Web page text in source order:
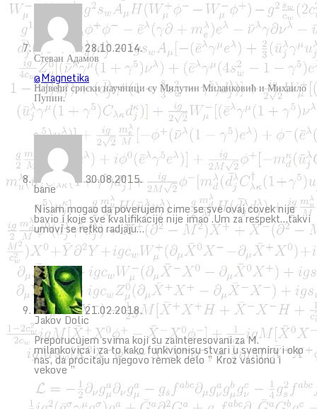
28.10.2014.
Стеван Адамов
@Magnetika
Највећи српски научници су Милутин Миланковић и Михаило
Пупин.
30.08.2015.
bane
Nisam mogao da poverujem cime se sve ovaj covek nije
bavio i koje sve kvalifikacije nije imao .Um za respekt…takvi
umovi se retko radjaju…
21.02.2018.
Jakov Dolic
Preporucujem svima koji su zainteresovani za M.
milankovica i za to kako funkvionisu stvari u svemiru i oko
nas, da procitaju njegovo remek delo ” Kroz vasionu i
vekove ”